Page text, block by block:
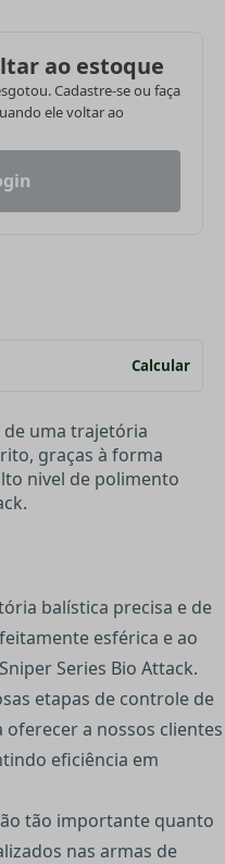
ao estoque
Cadastre-se ou faça
ele voltar ao
Calcular
de uma trajetória
graças à forma
nivel de polimento
balística precisa e de
esférica e ao
Series Bio Attack.
etapas de controle de
a nossos clientes
eficiência em
tão importante quanto
nas armas de